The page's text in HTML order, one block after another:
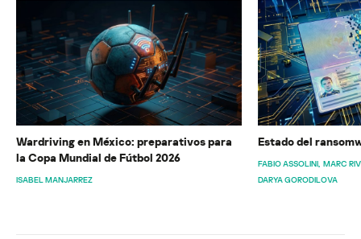
Wardriving en México: preparativos para
la Copa Mundial de Fútbol 2026
ISABEL MANJARREZ
Estado del
FABIO ASSOLINI MARC
DARYA GORODILOVA